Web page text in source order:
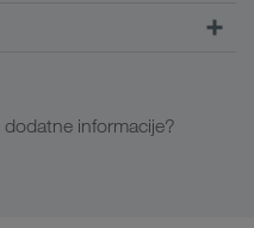
informacije?